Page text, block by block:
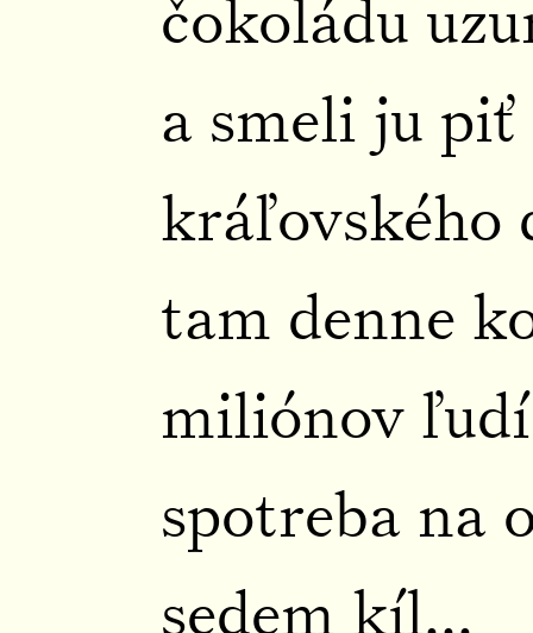
čokoládu
a smeli ju
kráľovského
tam denne
miliónov
spotreba na
sedem kíl...